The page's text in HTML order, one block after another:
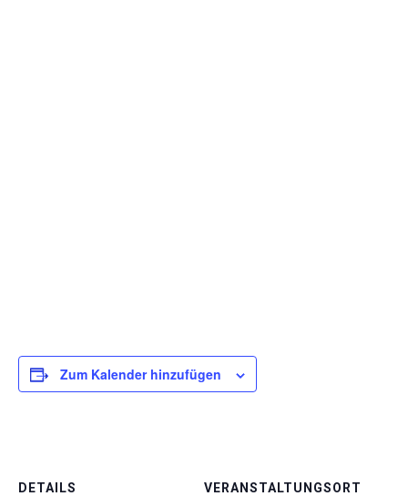
Zum Kalender hinzufügen
DETAILS VERANSTALTUNGSORT